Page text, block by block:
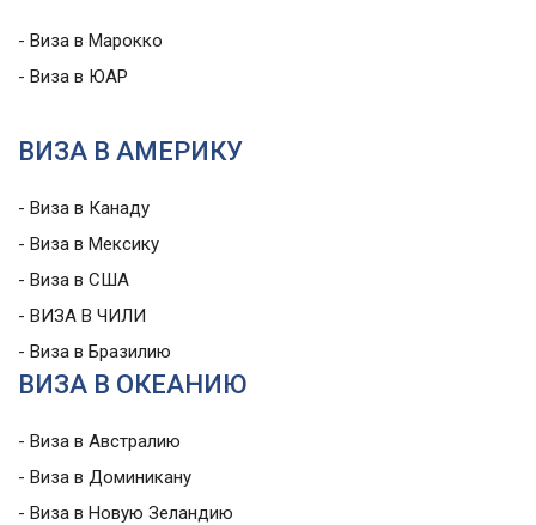
- Виза в Марокко
- Виза в ЮАР
ВИЗА В АМЕРИКУ
- Виза в Канаду
- Виза в Мексику
- Виза в США
- ВИЗА В ЧИЛИ
- Виза в Бразилию
ВИЗА В ОКЕАНИЮ
- Виза в Австралию
- Виза в Доминикану
- Виза в Новую Зеландию